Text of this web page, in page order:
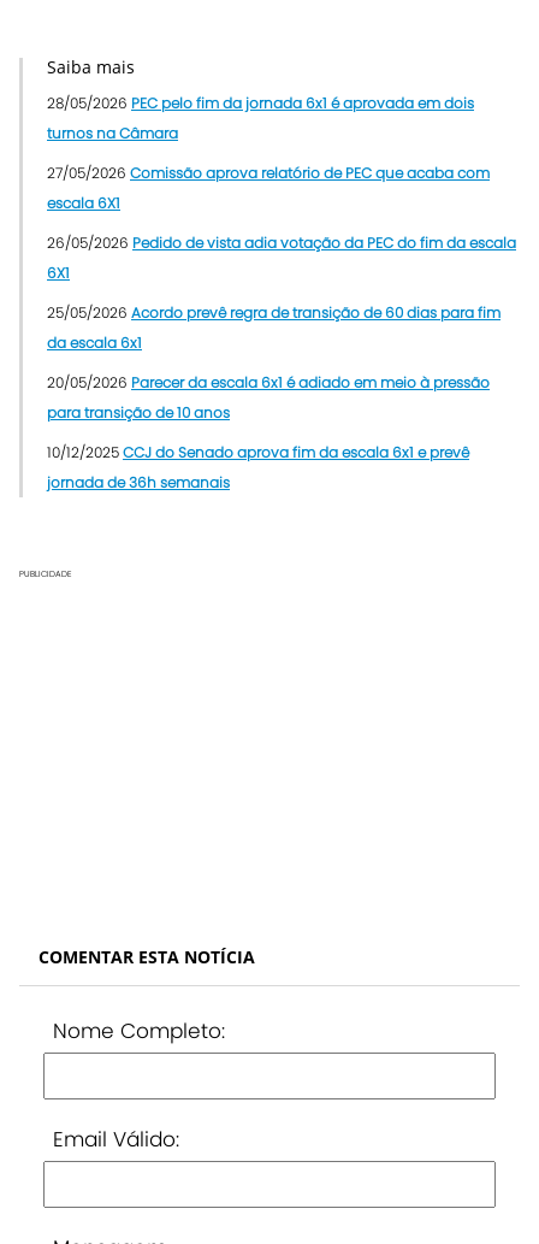
Saiba mais
28/05/2026 PEC pelo fim da jornada 6x1 é aprovada em dois
turnos na Câmara
27/05/2026 Comissão aprova relatório de PEC que acaba com
escala 6X1
26/05/2026 Pedido de vista adia votação da PEC do fim da escala
6X1
25/05/2026 Acordo prevê regra de transição de 60 dias para fim
da escala 6x1
20/05/2026 Parecer da escala 6x1 é adiado em meio à pressão
para transição de 10 anos
10/12/2025CCJ do Senado aprova fim da escala 6x1 e prevê
jornada de 36h semanais
PUBLICIDADE
COMENTAR ESTA NOTÍCIA
Nome Completo:
Email Válido: